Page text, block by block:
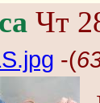
Чт
-(